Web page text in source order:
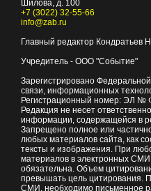
Шилова, д. 100
+7 (3022) 32-55-66
info@zab.ru
Главный редактор Кондратьев
Учредитель - ООО "Событие"
Зарегистрировано
связи, информационных
Регистрационный номер: ЭЛ №
Редакция не несет
информации, содержащейся в
Запрещено полное или
любых материалов сайта, как
тексты и изображения. При
материалов в электронных
обязательна. Объем
превышать цель цитирования.
СМИ, необходимо письменное